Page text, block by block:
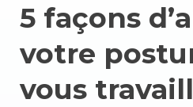
5 façons
votre
vous